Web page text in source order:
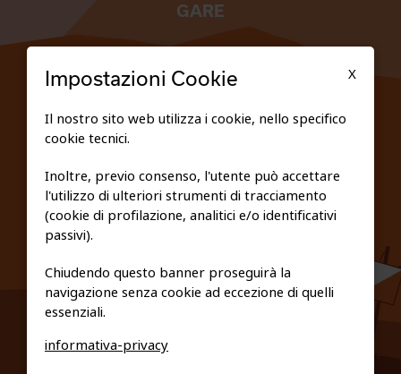
GARE
PRIVACY E COOKIE POLICY
X
Impostazioni Cookie
Il nostro sito web utilizza i cookie, nello specifico
cookie tecnici.
Inoltre, previo consenso, l'utente può accettare
l'utilizzo di ulteriori strumenti di tracciamento
(cookie di profilazione, analitici e/o identificativi
passivi).
Chiudendo questo banner proseguirà la
navigazione senza cookie ad eccezione di quelli
essenziali.
informativa-privacy